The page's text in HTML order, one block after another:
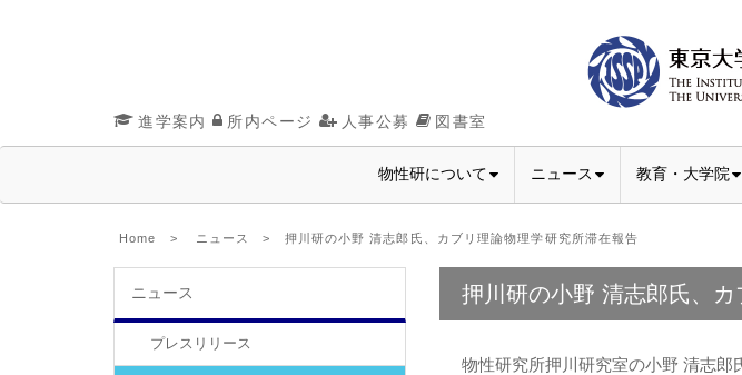
進学案内 所内ページ 人事公募 図書室
物性研について ニュース 教育・大学院
Home > ニュース > 押川研の小野 清志郎氏、カブリ理論物理学研究所滞在報告
ニュース
プレスリリース
押川研の小野 清志郎氏、
物性研究所押川研究室の小野 清志